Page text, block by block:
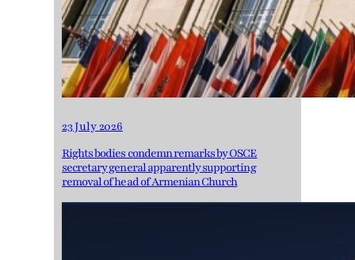
23 July 2026
Rights bodies condemn remarks by OSCE
secretary general apparently supporting
removal of head of Armenian Church